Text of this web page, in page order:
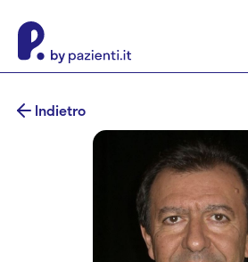
Indietro